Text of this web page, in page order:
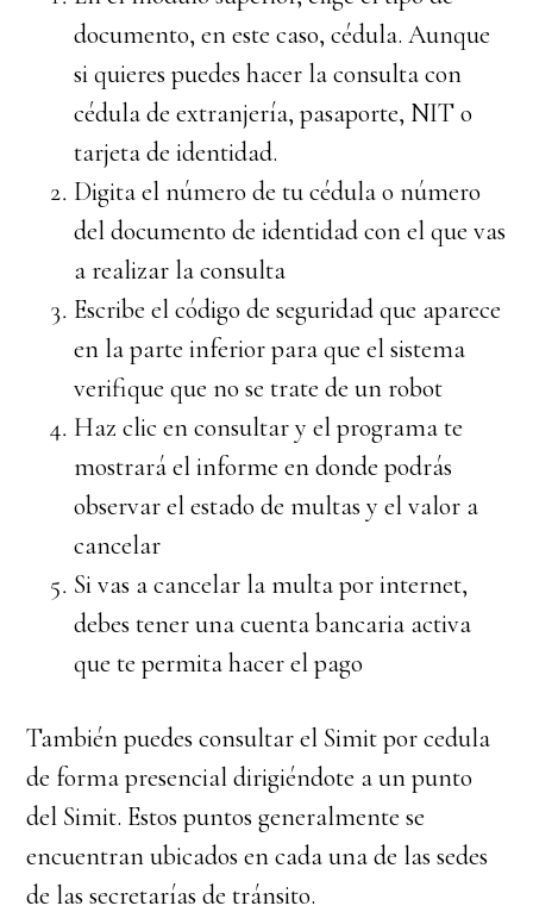
documento, en este caso, cédula. Aunque
si quieres puedes hacer la consulta con
cédula de extranjería, pasaporte, NIT o
tarjeta de identidad.
Digita el número de tu cédula o número
del documento de identidad con el que vas
a realizar la consulta
Escribe el código de seguridad que aparece
en la parte inferior para que el sistema
verifique que no se trate de un robot
Haz clic en consultar y el programa te
mostrará el informe en donde podrás
observar el estado de multas y el valor a
cancelar
Si vas a cancelar la multa por internet,
debes tener una cuenta bancaria activa
que te permita hacer el pago
También puedes consultar el Simit por cedula
de forma presencial dirigiéndote a un punto
del Simit. Estos puntos generalmente se
encuentran ubicados en cada una de las sedes
de las secretarías de tránsito.